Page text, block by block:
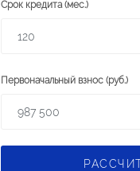
Срок кредита (мес.)
Первоначальный взнос (руб.)